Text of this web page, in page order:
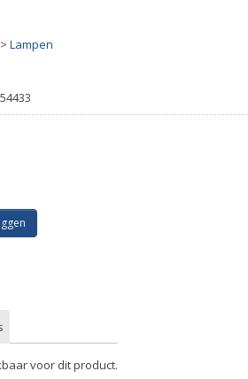
> Lampen
voor dit product.